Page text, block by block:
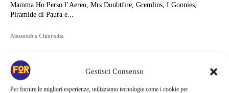
Gestisci Consenso
Per fornire le migliori esperienze, utilizziamo tecnologie come i cookie per
Mamma Ho Perso l’Aereo, Mrs Doubtfire, Gremlins, I Goonies,
Piramide di Paura e...
Alessandra Chiaradia